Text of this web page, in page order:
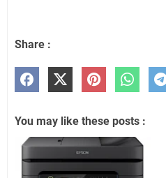
Share :
You may like these posts :